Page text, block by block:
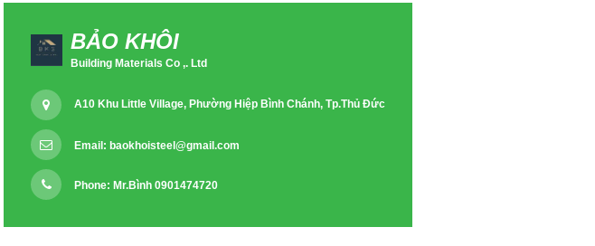
BẢO KHÔI
Building Materials Co ,. Ltd
A10 Khu Little Village, Phường Hiệp Bình Chánh, Tp.Thủ Đức
Email:baokhoisteel@gmail.com
Phone: Mr.Bình 0901474720